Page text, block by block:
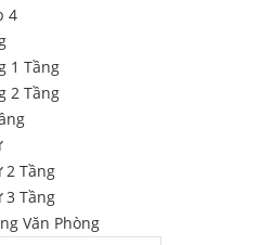
4
1 Tầng
2 Tầng
2 Tầng
3 Tầng
Văn Phòng